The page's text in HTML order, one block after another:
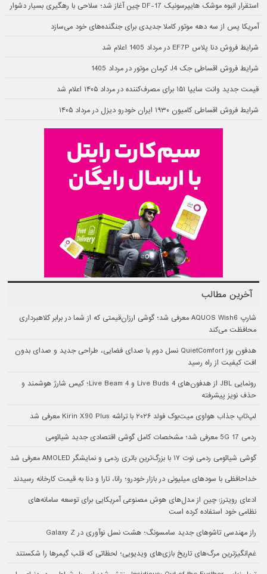
استقرار انبوه موشک هایپرسونیک DF-17 چین آغاز شد؛ سلاحی با رهگیری بسیار دشوار
آمریکا پس از سه دهه موتور کاملا جدیدی برای جنگنده‌های خود می‌سازد
شرایط فروش دنا پلاس EF7P در مرداد 1405 اعلام شد
شرایط فروش اقساطی جک J4 کرمان موتور در مرداد 1405
قیمت جدید وانت سایپا ۱۵۱ برای مصرف‌کننده در مرداد ۱۴۰۵ اعلام شد
شرایط فروش اقساطی کامیون ۱۹۳۰ ایران خودرو دیزل در مرداد ۱۴۰۵
آخرین مطالب
شارپ AQUOS Wish6 معرفی شد؛ گوشی ارزان‌قیمتی که از شما در برابر کلاهبرداری
محافظت می‌کند
هدفون بوز QuietComfort نسل دوم با صدای فضایی، طراحی جدید و صدای بدون
افت کیفیت از راه رسید
رونمایی JBL از هدفون‌های Live Buds 4 و Live Beam 4؛ کیس شارژ هوشمند و
حذف نویز پیشرفته
لپ‌تاپ جذاب هواوی میت‌بوک فولد ۲۰۲۶ با تراشه Kirin X90 Plus معرفی شد
ردمی 17 5G معرفی شد؛ مشخصات کامل گوشی اقتصادی جدید شیائومی
گوشی شیائومی ردمی نوت ۱۷ با بزرگ‌ترین باتری ردمی و نمایشگر AMOLED معرفی شد
خداحافظی با سودهای میلیونی در بازار خودرو؛ رانا، تارا و دنا به قیمت کارخانه رسیدند
ادعای رویترز: چین از مدل‌های هوش مصنوعی آمریکایی برای توسعه سامانه‌های
نظامی خود استفاده کرده است
راز مهندسی تاشوهای جدید سامسونگ؛ هشت نسل نوآوری در Galaxy Z
غم‌انگیزترین مرگ‌های تاریخ بازی‌های ویدیویی؛ لحظاتی که قلب گیمرها را شکستند